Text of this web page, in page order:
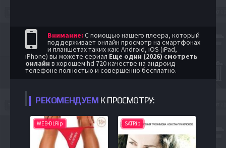
Внимание: С помощью нашего плеера, который
поддерживает онлайн просмотр на смартфонах
и планшетах таких как: Android, iOS (iPad,
iPhone) вы можете сериал Еще один (2026) смотреть
онлайн в хорошем hd 720 качестве на андроид
телефоне полностью и совершенно бесплатно.
РЕКОМЕНДУЕМ К ПРОСМОТРУ:
WEB-DLRip SATRip